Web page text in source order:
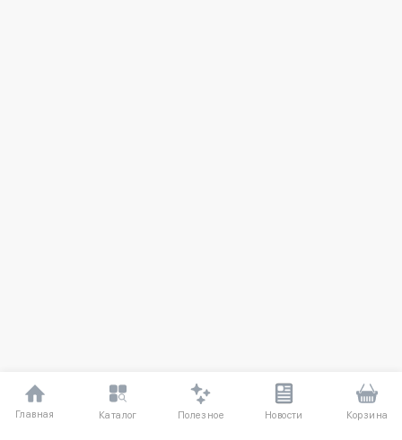
Главная Каталог Полезное Новости Корзина